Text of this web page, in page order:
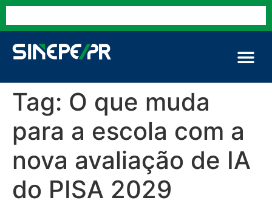
Tag: O que muda
para a escola com a
nova avaliação de IA
do PISA 2029